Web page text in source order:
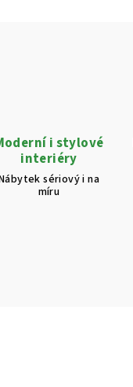
i stylové
interiéry
sériový i na
míru